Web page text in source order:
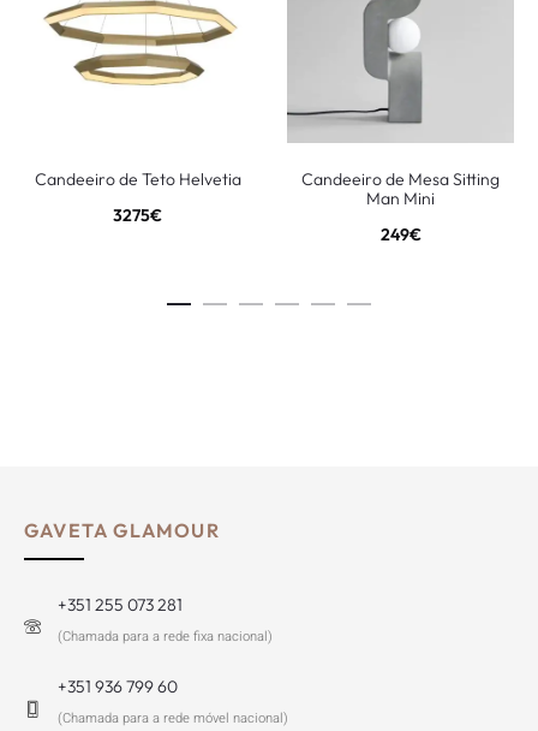
Candeeiro de Teto Helvetia
3275€
Candeeiro de Mesa Sitting
Man Mini
249€
GAVETA GLAMOUR
+351 255 073 281
(Chamada para a rede fixa nacional)
+351 936 799 60
(Chamada para a rede móvel nacional)